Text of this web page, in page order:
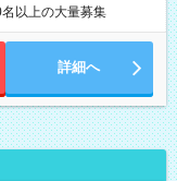
以上の大量募集
詳細へ